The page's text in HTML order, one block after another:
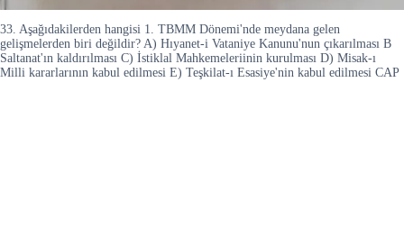
33. Aşağıdakilerden hangisi 1. TBMM Dönemi'nde meydana gelen
gelişmelerden biri değildir? A) Hıyanet-i Vataniye Kanunu'nun çıkarılması B
Saltanat'ın kaldırılması C) İstiklal Mahkemeleriinin kurulması D) Misak-ı
Milli kararlarının kabul edilmesi E) Teşkilat-ı Esasiye'nin kabul edilmesi CAP